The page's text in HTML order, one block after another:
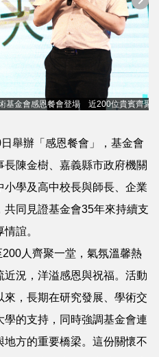
200位貴賓齊聚共享溫馨時光
舉辦「感恩餐會」，基金會
陳金樹、嘉義縣市政府機關
學及高中校長與師長、企業
同見證基金會35年來持續支
誼。
人齊聚一堂，氣氛溫馨熱
況，洋溢感恩與祝福。活動
，長期在研究發展、學術交
的支持，同時強調基金會連
方的重要橋梁。這份關懷不